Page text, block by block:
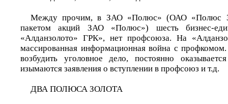
Между прочим, в ЗАО «Полюс» (ОАО «Полюс
пакетом акций ЗАО «Полюс») шесть бизнес-
«Алданзолото» ГРК», нет профсоюза. На
массированная информационная война с
возбудить уголовное дело, постоянно
изымаются заявления о вступлении в профсоюз и т.д.
ДВА ПОЛЮСА ЗОЛОТА